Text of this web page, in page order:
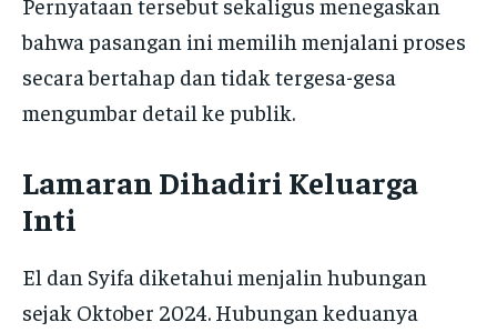
bahwa pasangan ini memilih menjalani proses
secara bertahap dan tidak tergesa-gesa
mengumbar detail ke publik.
Lamaran Dihadiri Keluarga
Inti
El dan Syifa diketahui menjalin hubungan
sejak Oktober 2024. Hubungan keduanya